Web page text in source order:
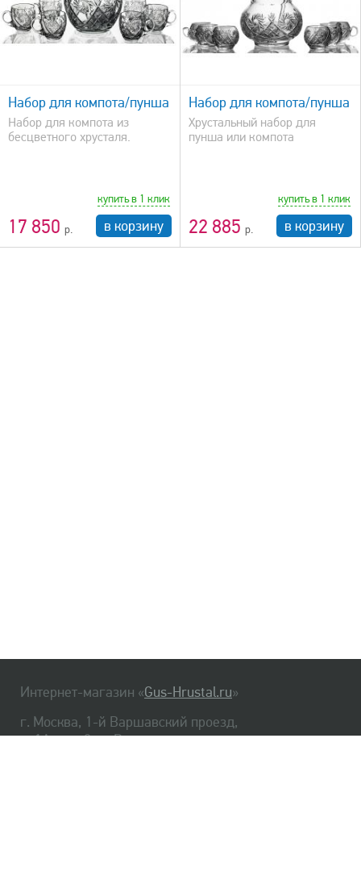
Набор для компота/пунша
Набор для компота из
бесцветного хрусталя.
17 850
купить в 1 клик
в корзину
Набор для компота/пунша
Хрустальный набор для
пунша или компота
22 885
купить в 1 клик
в корзину
Интернет-магазин «Gus-Hrustal.ru»
г. Москва, 1-й Варшавский проезд,
д. 1А, стр. 3, м. Варшавская